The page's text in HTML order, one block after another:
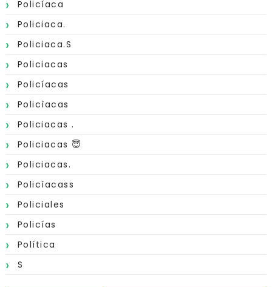
Policíaca
Policiaca.
Policiaca.s
Policiacas
Policíacas
Policìacas
Policiacas .
Policiacas 😇
Policiacas.
Policíacass
Policiales
Policías
Política
S